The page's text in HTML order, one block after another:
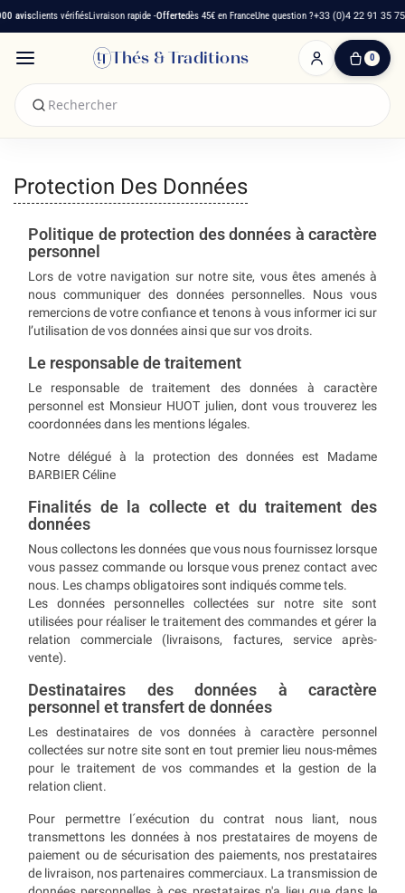
clients vérifiésLivraison rapide -Offertedès 45€ en FranceUne question ?+33 (0)4 22 91 35 75
Thés & Traditions 0
0
Protection Des Données
Politique de protection des données à caractère
personnel
Lors de votre navigation sur notre site, vous êtes amenés à
nous communiquer des données personnelles. Nous vous
remercions de votre confiance et tenons à vous informer ici sur
l’utilisation de vos données ainsi que sur vos droits.
Le responsable de traitement
Le responsable de traitement des données à caractère
personnel est Monsieur HUOT julien, dont vous trouverez les
coordonnées dans les mentions légales.
Notre délégué à la protection des données est Madame
BARBIER Céline
Finalités de la collecte et du traitement des
données
Nous collectons les données que vous nous fournissez lorsque
vous passez commande ou lorsque vous prenez contact avec
nous. Les champs obligatoires sont indiqués comme tels.
Les données personnelles collectées sur notre site sont
utilisées pour réaliser le traitement des commandes et gérer la
relation commerciale (livraisons, factures, service après-
vente).
Destinataires des données à caractère
personnel et transfert de données
Les destinataires de vos données à caractère personnel
collectées sur notre site sont en tout premier lieu nous-mêmes
pour le traitement de vos commandes et la gestion de la
relation client.
Pour permettre l´exécution du contrat nous liant, nous
transmettons les données à nos prestataires de moyens de
paiement ou de sécurisation des paiements, nos prestataires
de livraison, nos partenaires commerciaux. La transmission de